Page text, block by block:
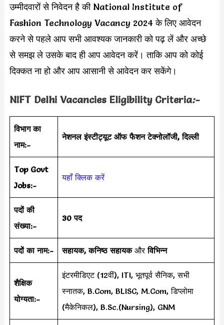
उम्मीदवारों से निवेदन है की National Institute of
Fashion Technology Vacancy 2024 के लिए आवेदन
करने से पहले आप सभी आवश्यक जानकारी को पढ़ लें और अच्छे
से समझ ले उसके बाद ही आप आवेदन करें। ताकि आप को कोई
दिक्कत ना हो और आप आसानी से आवेदन कर सकेंगे।
NIFT Delhi Vacancies Eligibility Criteria:-
विभाग का
नाम:-
नेशनल इंस्टीट्यूट ऑफ फैशन टेक्नोलॉजी, दिल्ली
Top Govt
Jobs:-
यहाँ क्लिक करें
पदों की
संख्या:-
30 पद
पदों का नाम:- सहायक, कनिष्ठ सहायक औरविभिन्न
शैक्षिक
योग्यता:-
इंटरमीडिएट (12वीं), ITI, भूतपूर्व सैनिक, सभी
स्नातक, B.Com, BLISC, M.Com, डिप्लोमा
(मैकेनिकल), B.Sc.(Nursing), GNM